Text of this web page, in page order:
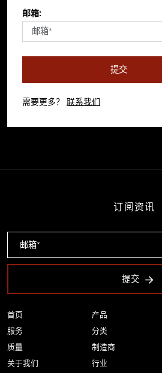
邮箱:
提交
需要更多？ 联系我们
首页
服务
质量
关于我们
产品
分类
制造商
行业
订阅资讯
提交